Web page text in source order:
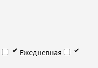
Ежедневная